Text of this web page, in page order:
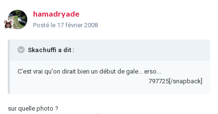
hamadryade
Posté le 17 février 2008
Skachuffi a dit :
C'est vrai qu'on dirait bien un début de gale... erso...
797725[/snapback]
sur quelle photo ?